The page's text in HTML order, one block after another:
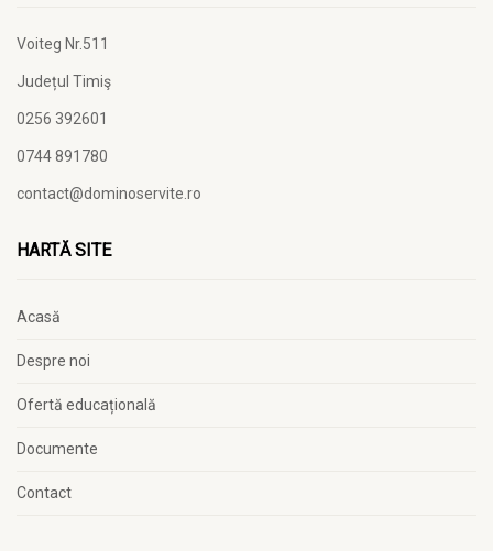
Voiteg Nr.511
Județul Timiş
0256 392601
0744 891780
contact@dominoservite.ro
HARTĂ SITE
Acasă
Despre noi
Ofertă educațională
Documente
Contact